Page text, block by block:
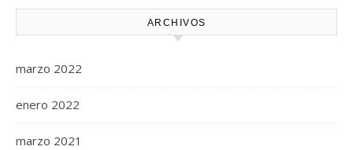
ARCHIVOS
marzo 2022
enero 2022
marzo 2021